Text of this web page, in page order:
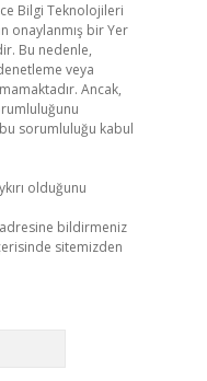
Bilgi Teknolojileri
onaylanmış bir Yer
Bu nedenle,
veya
Ancak,
sorumluluğu kabul
olduğunu
adresine bildirmeniz
sitemizden